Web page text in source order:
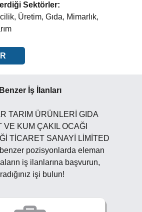
Sektörler:
Üretim, Gıda, Mimarlık,
Benzer İş İlanları
TARIM ÜRÜNLERİ GIDA
VE KUM ÇAKIL OCAĞI
TİCARET SANAYİ LİMİTED
pozisyonlarda eleman
iş ilanlarına başvurun,
işi bulun!